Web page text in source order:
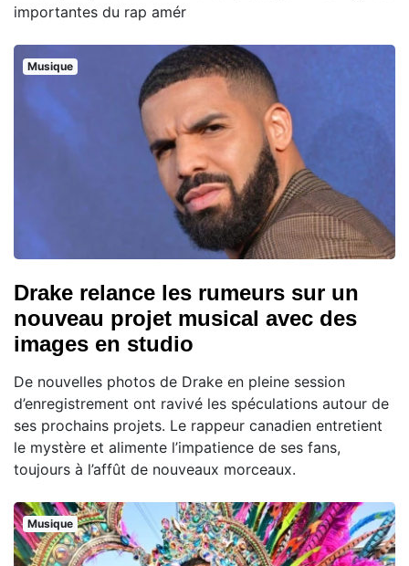
importantes du rap amér
Musique
Drake relance les rumeurs sur un
nouveau projet musical avec des
images en studio
De nouvelles photos de Drake en pleine session
d’enregistrement ont ravivé les spéculations autour de
ses prochains projets. Le rappeur canadien entretient
le mystère et alimente l’impatience de ses fans,
toujours à l’affût de nouveaux morceaux.
Musique